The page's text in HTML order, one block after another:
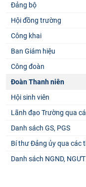
Đảng bộ
Hội đồng trường
Công khai
Ban Giám hiệu
Công đoàn
Đoàn Thanh niên
Hội sinh viên
Lãnh đạo Trường qua
Danh sách GS, PGS
Bí thư Đảng ủy qua các
Danh sách NGND, NGƯT